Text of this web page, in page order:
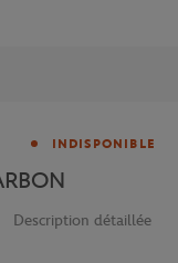
INDISPONIBLE
Description détaillée